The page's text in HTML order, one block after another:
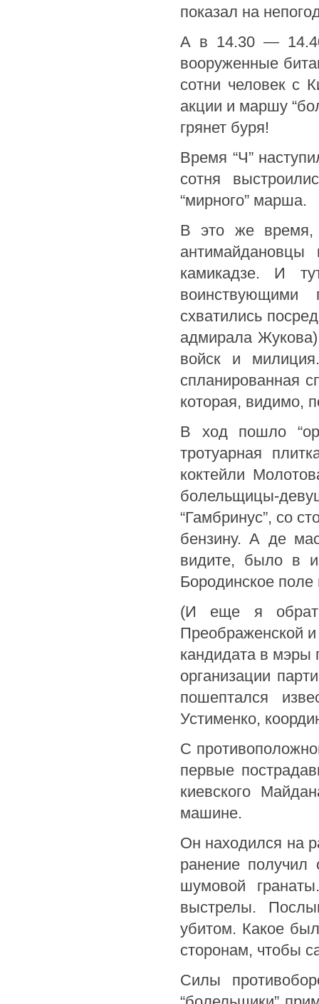
показал на
А в 14.30 —
вооруженные
сотни человек с
акции и маршу
грянет буря!
Время “Ч”
сотня
“мирного” марша.
В это же время,
камикадзе. И
воинствующими
схватились
адмирала
войск и
спланированная
которая, видимо,
В ход пошло
тротуарная
коктейли
болельщицы-
“Гамбринус”, со
бензину. А де
видите, было в
Бородинское
(И еще я
Преображенской
кандидата в мэры
организации
пошептался
Устименко,
С
первые
киевского
машине.
Он находился на
ранение получил
шумовой
выстрелы.
убитом. Какое
сторонам, чтобы
Силы